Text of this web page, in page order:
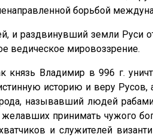
борьбой
и раздвинувший земли Руси
ведическое мировоззрение.
князь Владимир в 996 г.
историю и веру
называвший людей
принимать чужого
и служителей